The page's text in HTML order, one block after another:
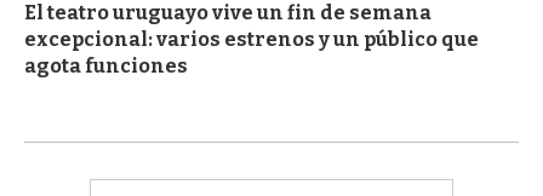
El teatro uruguayo vive un fin de semana
excepcional: varios estrenos y un público que
agota funciones